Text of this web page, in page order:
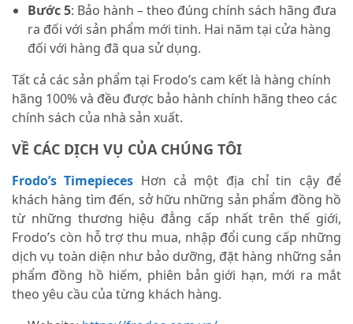
Bước 5: Bảo hành – theo đúng chính sách hãng đưa
ra đối với sản phẩm mới tinh. Hai năm tại cửa hàng
đối với hàng đã qua sử dụng.
Tất cả các sản phẩm tại Frodo’s cam kết là hàng chính
hãng 100% và đều được bảo hành chính hãng theo các
chính sách của nhà sản xuất.
VỀ CÁC DỊCH VỤ CỦA CHÚNG TÔI
Frodo’s Timepieces Hơn cả một địa chỉ tin cậy để
khách hàng tìm đến, sở hữu những sản phẩm đồng hồ
từ những thương hiệu đẳng cấp nhất trên thế giới,
Frodo’s còn hỗ trợ thu mua, nhập đổi cung cấp những
dịch vụ toàn diện như bảo dưỡng, đặt hàng những sản
phẩm đồng hồ hiếm, phiên bản giới hạn, mới ra mắt
theo yêu cầu của từng khách hàng.